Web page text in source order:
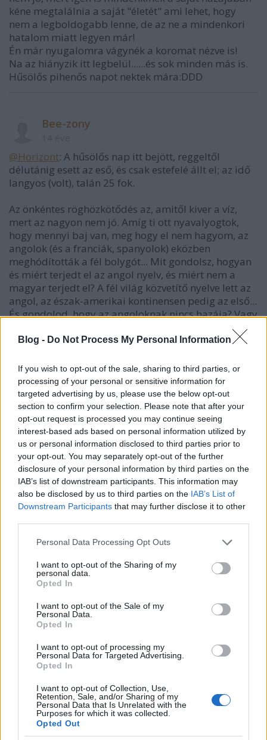
Blog - Do Not Process My Personal Information
If you wish to opt-out of the sale, sharing to third parties, or
processing of your personal or sensitive information for
targeted advertising by us, please use the below opt-out
section to confirm your selection. Please note that after your
opt-out request is processed you may continue seeing
interest-based ads based on personal information utilized by
us or personal information disclosed to third parties prior to
your opt-out. You may separately opt-out of the further
disclosure of your personal information by third parties on the
IAB’s list of downstream participants. This information may
also be disclosed by us to third parties on the IAB’s List of
Downstream Participants that may further disclose it to other
Please note that this website/app uses one or more Google
not limited to your visit or usage behaviour. You may click to
grant or deny consent to Google and its third-party tags to
use your data for below specified purposes in below Google
consent section.
Personal Data Processing Opt Outs
I want to opt-out of the Sharing of my
personal data.
Opted In
I want to opt-out of the Sale of my
Personal Data.
Opted In
I want to opt-out of processing my
Personal Data for Targeted Advertising.
Opted In
I want to opt-out of Collection, Use,
Retention, Sale, and/or Sharing of my
Personal Data that Is Unrelated with the
Purposes for which it was collected.
Opted Out
kéne megtalálnia a saját "életét" ami lehet, hogy
nem a legboldogabb lenne, de az ne a mindenkori
hatalom miatt legyen már!
Én már nyugalomra vágynék a koromat nézve is!
Na az hiányzik itt legbelül......és sok minden más is.
Hűsölős pihenős napot nektek mára:DDD
Bee-zony
@Horizont: A hűsölős nap itt bejött, reggeltől
délutánig esett az eső, és csak estefelé állt el; az idő
langyos (volt), talán 25 fok.
Az önkéntes röghözkötődés az, amitől kiver a víz,
mert az nagyon nem jó. Amíg ti ott nyavalyogtok,
hogy mennyi baj van, meg hogy el nem hagyom, az
angolok (és a franciák, spanyolok) eközben
meghódították a fél bolygót... Mit gondolsz, hogyan
és miért terjedt el az angol nyelv, és miért nem a
magyar terjedt el? A fél világ közvetítő nyelve lett az
angol, az észak-amerikai kontinensen pedig az első...
És gondolod, hogy az angoloknak nincs hazája? Vagy
Nagy különbség, hogy elterjedni és szaporodni, vagy
Az elterjedők és szaporodók csinálják jól. Úgy látom,
hogy jelenleg a kínaiak a legjobbak ebben a
műfajban... Azt a gyermekszeretetet amit náluk
láttam imitt-amott, tanítani kellene.
Gyermekszerető, nem válik el (könnyen), van neki 3-4
gyermeke, és nem nyavalyog, úgyhogy persze hogy
sikeres.
Kimondom, hazám a Föld, és ez is csak azért, mert
nem tudom elhagyni, egyébként a hazám az
Univerzum.
A másik irány, hogy hazám Magyarország,
Budapest, annak egyik kerülete, annak egyik lakása,
annak egyik szobája... ez a visszafelé irány, a
megsemmisülés, és ez nem jó, akárhogy is
ideologizálják egyesek mindenféle okokból, hogy de.
Ez nem jó, hanem csak kényelmes. Hajrá lustaság...
Ne is csináljunk semmit, csak üljünk és keseregjünk
a sorsunk felett.
Akinek ez jó, az nem én vagyok.
Tehát még egyszer mondom-írom, hogy terjeszkedni
kell, és ki kell rajzani a Kárpát-medencéből. Nem
feltétlenül az 57 éves anyukáknak, akik inkább egy
A fiataloknak birniuk kell a gyűrődést a világban,
legalább annyira, mint a kínaiaknak, mert
különben... kihalás.